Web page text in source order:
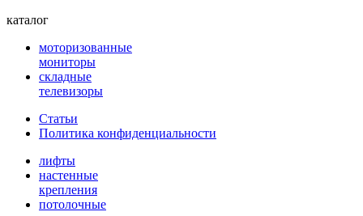
каталог
моторизованные
мониторы
складные
телевизоры
Статьи
Политика конфиденциальности
лифты
настенные
крепления
потолочные